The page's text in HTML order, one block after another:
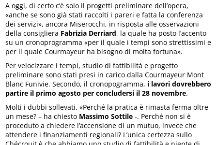
A oggi, di certo c’è solo il progetti preliminare dell’opera,
«anche se sono già stati raccolti i pareri e fatta la conferenza
dei servizi», ancora Miserocchi, in risposta alle osservazioni
della consigliera Fabrizia Derriard, la quale ha posto l’accento
su un cronoprogramma «per il quale i tempi sono strettissimi e
per il quale Courmayeur ha bisogno di molta fortuna».
Per velocizzare i tempi, studio di fattibilità e progetto
preliminare sono stati presi in carico dalla Courmayeur Mont
Blanc Funivie. Secondo, il cronopogramma, i lavori dovrebbero
partire il primo agosto per concludersi il 28 novembre.
Molti i dubbi sollevati. «Perché la pratica è rimasta ferma oltre
un mese? – ha chiesto Massimo Sottile -. Perché non si è
proceduto a chiedere l’accensione di un mutuo, invece che
attendere i finanziamenti regionali? L’unica certezza sullo